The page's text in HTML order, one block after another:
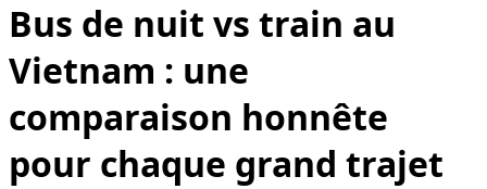
Bus de nuit vs train au
Vietnam : une
comparaison honnête
pour chaque grand trajet